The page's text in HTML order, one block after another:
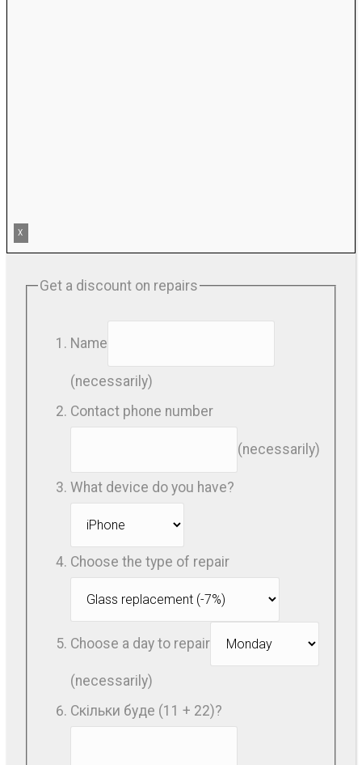
X
Get a discount on repairs
Name
(necessarily)
Contact phone number
(necessarily)
What device do you have?
Choose the type of repair
Choose a day to repair
(necessarily)
Скільки буде (11 + 22)?